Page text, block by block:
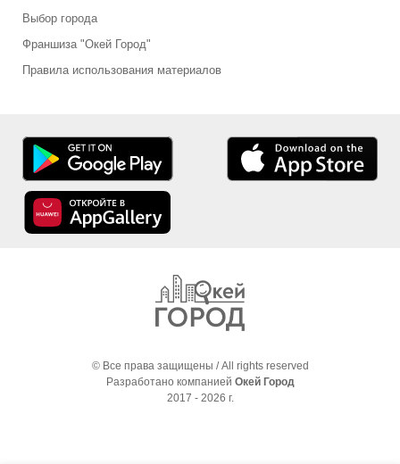
Выбор города
Франшиза "Окей Город"
Правила использования материалов
© Все права защищены / All rights reserved
Разработано компанией Окей Город
2017 - 2026 г.